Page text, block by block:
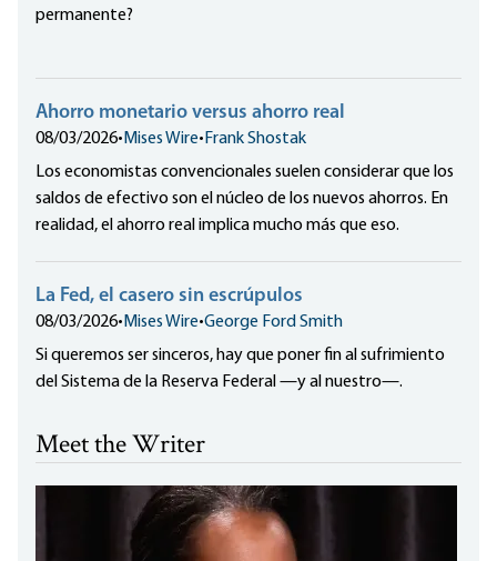
permanente?
Ahorro monetario versus ahorro real
08/03/2026• Mises Wire• Frank Shostak
Los economistas convencionales suelen considerar que los
saldos de efectivo son el núcleo de los nuevos ahorros. En
realidad, el ahorro real implica mucho más que eso.
La Fed, el casero sin escrúpulos
08/03/2026• Mises Wire•George Ford Smith
Si queremos ser sinceros, hay que poner fin al sufrimiento
del Sistema de la Reserva Federal —y al nuestro—.
Meet the Writer